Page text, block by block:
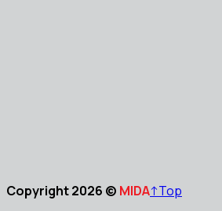
Copyright 2026 © MIDA↑Top